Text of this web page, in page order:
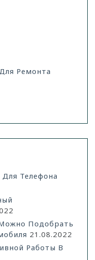
Ремонта
Телефона
Подобрать
21.08.2022
Работы В